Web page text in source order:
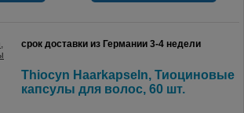
срок доставки из Германии 3-4 недели
Thiocyn Haarkapseln, Тиоциновые
капсулы для волос, 60 шт.